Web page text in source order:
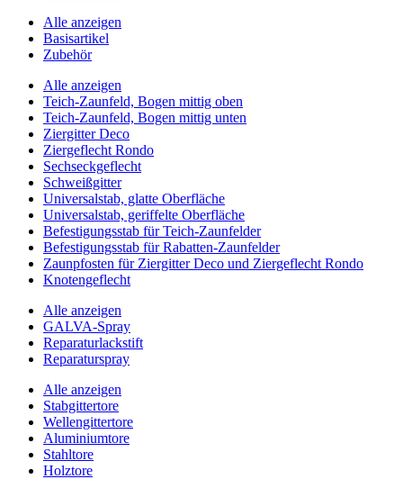
Alle anzeigen
Basisartikel
Zubehör
Alle anzeigen
Teich-Zaunfeld, Bogen mittig oben
Teich-Zaunfeld, Bogen mittig unten
Ziergitter Deco
Ziergeflecht Rondo
Sechseckgeflecht
Schweißgitter
Universalstab, glatte Oberfläche
Universalstab, geriffelte Oberfläche
Befestigungsstab für Teich-Zaunfelder
Befestigungsstab für Rabatten-Zaunfelder
Zaunpfosten für Ziergitter Deco und Ziergeflecht Rondo
Knotengeflecht
Alle anzeigen
GALVA-Spray
Reparaturlackstift
Reparaturspray
Alle anzeigen
Stabgittertore
Wellengittertore
Aluminiumtore
Stahltore
Holztore